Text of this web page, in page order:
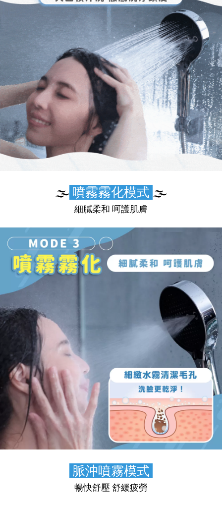
🌫️ 噴霧霧化模式 🌫️
細膩柔和 呵護肌膚
脈沖噴霧模式
暢快舒壓 舒緩疲勞